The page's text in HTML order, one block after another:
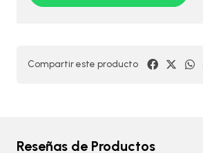
Compartir este producto
Reseñas de Productos